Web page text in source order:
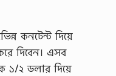
কনটেন্ট দিয়ে
দিবেন। এসব
১/২ ডলার দিয়ে